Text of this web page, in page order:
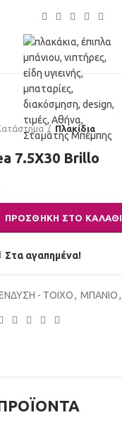
enlarge
Πλακίδια
7.5X30 Brillo
ΠΡΟΣΘΉΚΗ ΣΤΟ ΚΑΛΆΘΙ
Στα αγαπημένα!
- ΤΟΙΧΟ, ΜΠΑΝΙΟ,